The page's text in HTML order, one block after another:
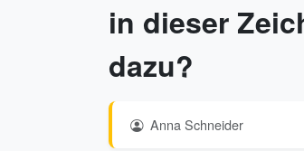
in dieser
dazu?
Anna Schneider